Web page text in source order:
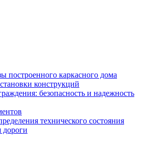
построенного каркасного дома
конструкций
безопасность и надежность
технического состояния
дороги